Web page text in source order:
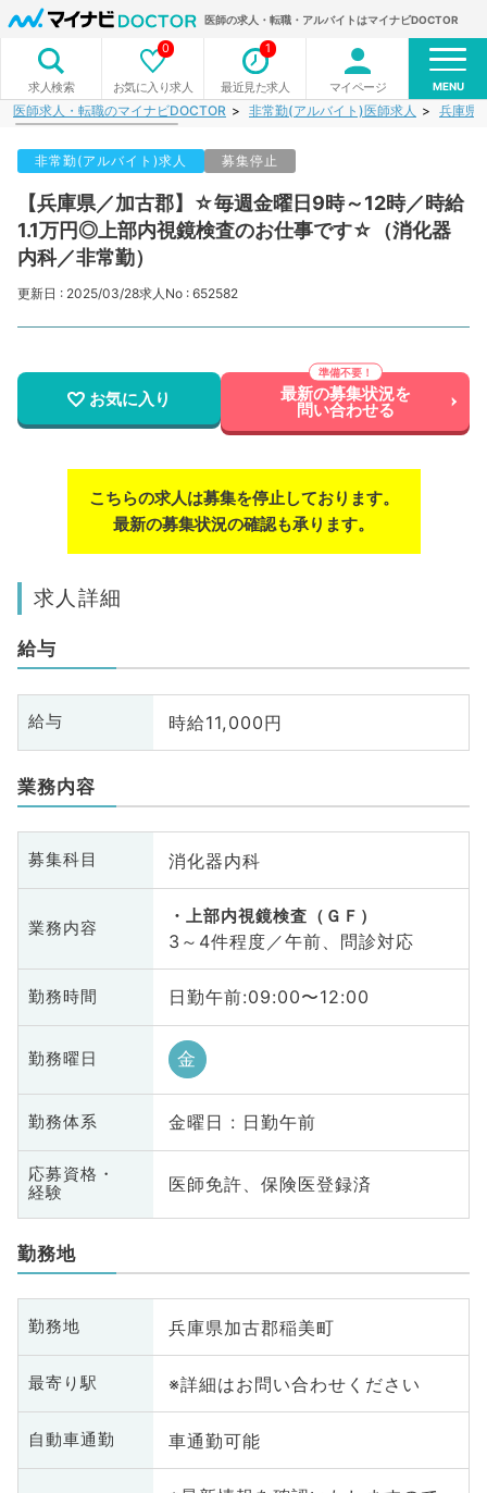
医師の求人・転職・アルバイトはマイナビDOCTOR
求人検索 お気に入り求人
0
最近見た求人
1
マイページ MENU
医師求人・転職のマイナビDOCTOR 非常勤(アルバイト)医師求人 兵庫県
非常勤(アルバイト)求人 募集停止
【兵庫県／加古郡】☆毎週金曜日9時～12時／時給
1.1万円◎上部内視鏡検査のお仕事です☆（消化器
内科／非常勤）
更新日 : 2025/03/28求人No : 652582
お気に入り 最新の募集状況を
問い合わせる
こちらの求人は募集を停止しております。
最新の募集状況の確認も承ります。
求人詳細
給与
給与 時給11,000円
業務内容
募集科目 消化器内科
業務内容
上部内視鏡検査（ＧＦ）
3～4件程度／午前、問診対応
勤務時間 日勤午前:09:00〜12:00
勤務曜日 金
勤務体系 金曜日 : 日勤午前
応募資格・
経験
医師免許、保険医登録済
勤務地
勤務地 兵庫県加古郡稲美町
最寄り駅 ※詳細はお問い合わせください
自動車通勤 車通勤可能